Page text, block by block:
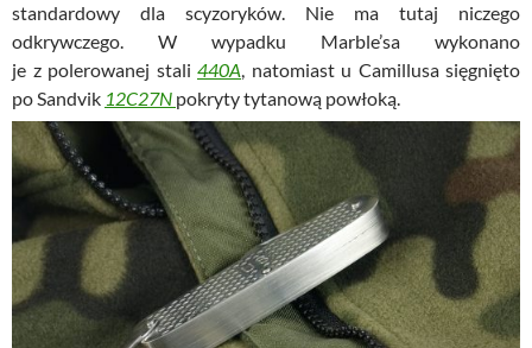
standardowy dla scyzoryków. Nie ma tutaj niczego
odkrywczego. W wypadku Marble’sa wykonano
je z polerowanej stali 440A, natomiast u Camillusa sięgnięto
po Sandvik 12C27N pokryty tytanową powłoką.